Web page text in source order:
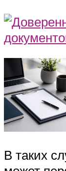
В таких